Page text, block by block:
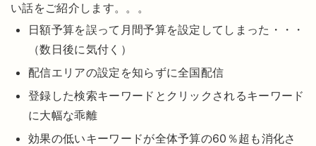
い話をご紹介します。。。
日額予算を誤って月間予算を設定してしまった・・・
（数日後に気付く）
配信エリアの設定を知らずに全国配信
登録した検索キーワードとクリックされるキーワード
に大幅な乖離
効果の低いキーワードが全体予算の60％超も消化さ